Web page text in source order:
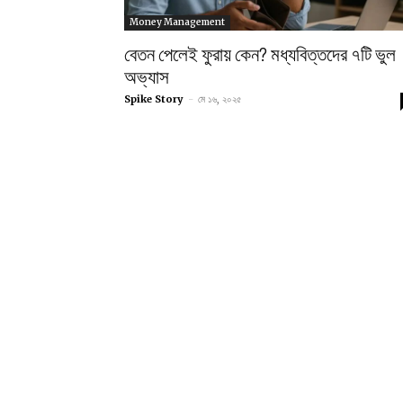
Money Management
বেতন পেলেই ফুরায় কেন? মধ্যবিত্তদের ৭টি ভুল
অভ্যাস
Spike Story - মে ১৬, ২০২৫